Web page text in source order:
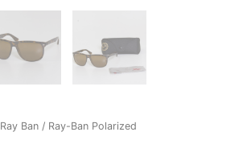
Ray Ban / Ray-Ban Polarized